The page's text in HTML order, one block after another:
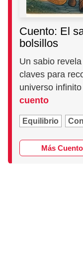
Cuento: El
bolsillos
Un sabio
claves para
universo
cuento
Equilibrio
Más